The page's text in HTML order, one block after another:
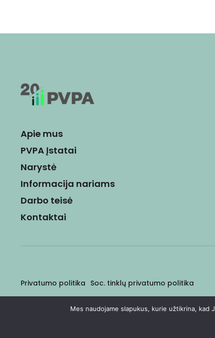
Apie mus
PVPA Įstatai
Narystė
Informacija nariams
Darbo teisė
Kontaktai
Privatumo politika Soc. tinklų privatumo politika
Mes naudojame slapukus, kurie užtikrina,